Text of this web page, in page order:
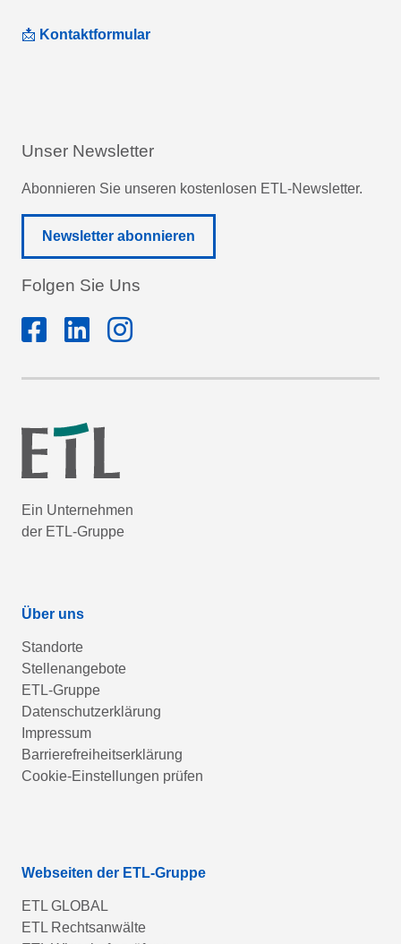
📩 Kontaktformular
Unser Newsletter
Abonnieren Sie unseren kostenlosen ETL-Newsletter.
Newsletter abonnieren
Folgen Sie Uns
Ein Unternehmen
der ETL-Gruppe
Über uns
Standorte
Stellenangebote
ETL-Gruppe
Datenschutzerklärung
Impressum
Barrierefreiheitserklärung
Cookie-Einstellungen prüfen
Webseiten der ETL-Gruppe
ETL GLOBAL
ETL Rechtsanwälte